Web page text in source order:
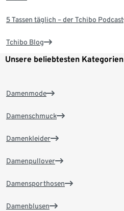
5 Tassen täglich – der Tchibo Podcast
Tchibo Blog
Unsere beliebtesten Kategorien
Damenmode
Damenschmuck
Damenkleider
Damenpullover
Damensporthosen
Damenblusen